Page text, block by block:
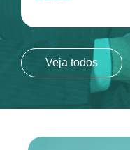
Veja todos